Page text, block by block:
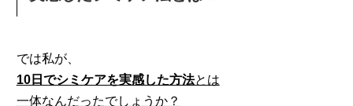
では私が、
10日でシミケアを実感した方法とは
一体なんだったでしょうか？